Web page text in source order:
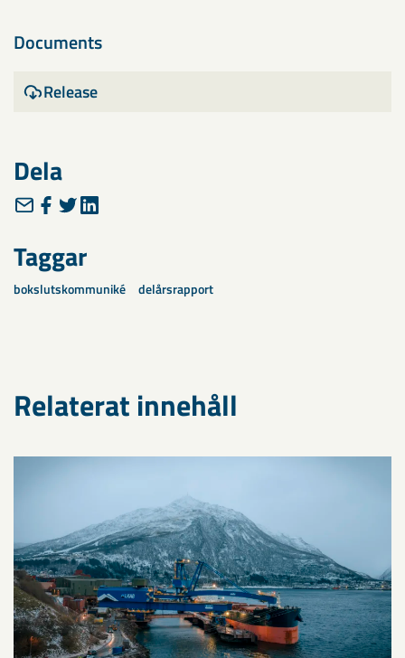
Documents
Release
Dela
Taggar
bokslutskommuniké delårsrapport
Relaterat innehåll